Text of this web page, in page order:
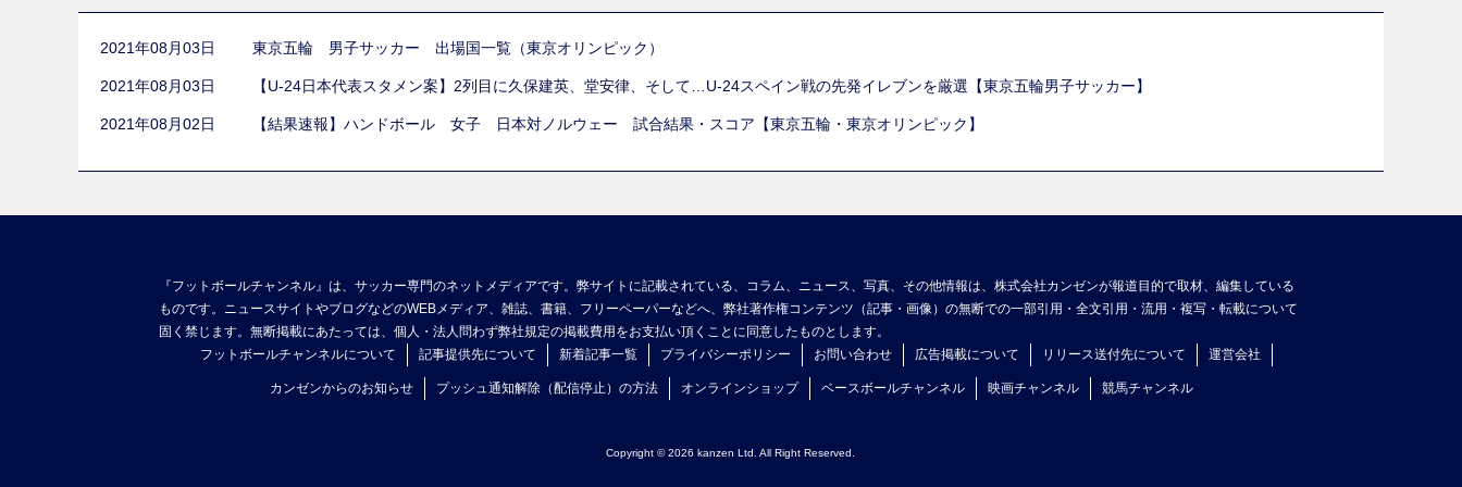
2021年08月03日 東京五輪 男子サッカー 出場国一覧（東京オリンピック）
2021年08月03日 【U-24日本代表スタメン案】2列目に久保建英、堂安律、そして…U-24スペイン戦の先発イレブンを厳選【東京五輪男子サッカー】
2021年08月02日 【結果速報】ハンドボール 女子 日本対ノルウェー 試合結果・スコア【東京五輪・東京オリンピック】
『フットボールチャンネル』は、サッカー専門のネットメディアです。弊サイトに記載されている、コラム、ニュース、写真、その他情報は、株式会社カンゼンが報道目的で取材、編集している
ものです。ニュースサイトやブログなどのWEBメディア、雑誌、書籍、フリーペーパーなどへ、弊社著作権コンテンツ（記事・画像）の無断での一部引用・全文引用・流用・複写・転載について
固く禁じます。無断掲載にあたっては、個人・法人問わず弊社規定の掲載費用をお支払い頂くことに同意したものとします。
フットボールチャンネルについて
記事提供先について 新着記事一覧 プライバシーポリシー お問い合わせ 広告掲載について リリース送付先について 運営会社
カンゼンからのお知らせ プッシュ通知解除（配信停止）の方法 オンラインショップ ベースボールチャンネル 映画チャンネル 競馬チャンネル
Copyright © 2026 kanzen Ltd. All Right Reserved.